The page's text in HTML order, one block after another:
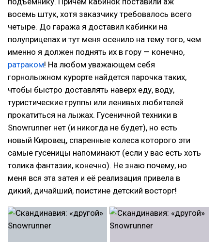
восемь штук, хотя заказчику требовалось всего
четыре. До гаража я доставил кабинки на
полуприцепах и тут меня осенило на тему того, чем
именно я должен поднять их в гору — конечно,
ратраком! На любом уважающем себя
горнолыжном курорте найдется парочка таких,
чтобы быстро доставлять наверх еду, воду,
туристические группы или ленивых любителей
прокатиться на лыжах. Гусеничной техники в
Snowrunner нет (и никогда не будет), но есть
новый Кировец, спаренные колеса которого эти
самые гусеницы напоминают (если у вас есть хоть
толика фантазии, конечно). Не знаю почему, но
меня вся эта затея и её реализация привела в
дикий, дичайший, поистине детский восторг!